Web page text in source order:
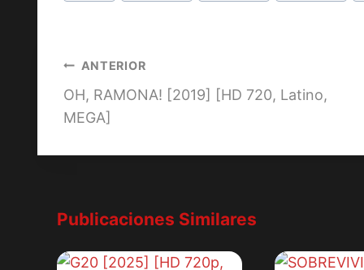
Navegación
de
ANTERIOR
OH, RAMONA! [2019] [HD 720, Latino,
MEGA]
Publicaciones Similares